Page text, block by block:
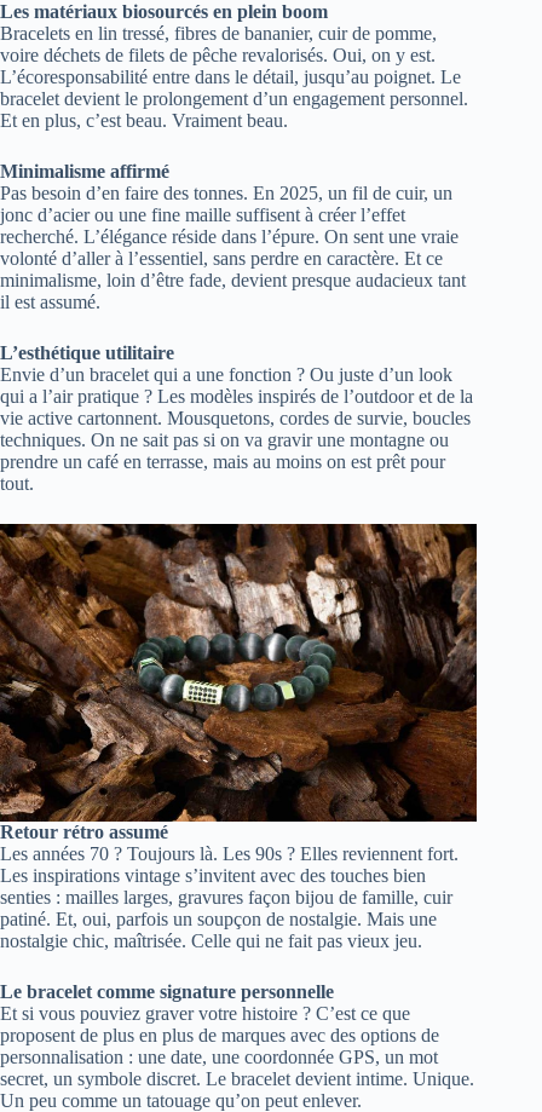
Les matériaux biosourcés en plein boom
Bracelets en lin tressé, fibres de bananier, cuir de pomme,
voire déchets de filets de pêche revalorisés. Oui, on y est.
L’écoresponsabilité entre dans le détail, jusqu’au poignet. Le
bracelet devient le prolongement d’un engagement personnel.
Et en plus, c’est beau. Vraiment beau.
Minimalisme affirmé
Pas besoin d’en faire des tonnes. En 2025, un fil de cuir, un
jonc d’acier ou une fine maille suffisent à créer l’effet
recherché. L’élégance réside dans l’épure. On sent une vraie
volonté d’aller à l’essentiel, sans perdre en caractère. Et ce
minimalisme, loin d’être fade, devient presque audacieux tant
il est assumé.
L’esthétique utilitaire
Envie d’un bracelet qui a une fonction ? Ou juste d’un look
qui a l’air pratique ? Les modèles inspirés de l’outdoor et de la
vie active cartonnent. Mousquetons, cordes de survie, boucles
techniques. On ne sait pas si on va gravir une montagne ou
prendre un café en terrasse, mais au moins on est prêt pour
tout.
Retour rétro assumé
Les années 70 ? Toujours là. Les 90s ? Elles reviennent fort.
Les inspirations vintage s’invitent avec des touches bien
senties : mailles larges, gravures façon bijou de famille, cuir
patiné. Et, oui, parfois un soupçon de nostalgie. Mais une
nostalgie chic, maîtrisée. Celle qui ne fait pas vieux jeu.
Le bracelet comme signature personnelle
Et si vous pouviez graver votre histoire ? C’est ce que
proposent de plus en plus de marques avec des options de
personnalisation : une date, une coordonnée GPS, un mot
secret, un symbole discret. Le bracelet devient intime. Unique.
Un peu comme un tatouage qu’on peut enlever.